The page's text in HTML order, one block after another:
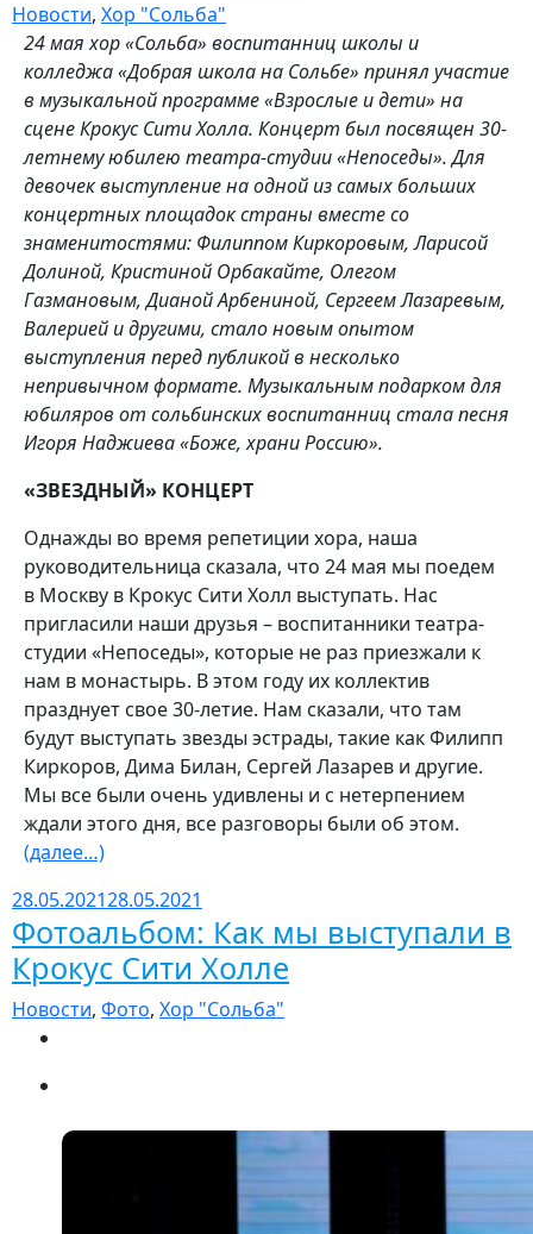
Новости, Хор "Сольба"
24 мая хор «Сольба» воспитанниц школы и
колледжа «Добрая школа на Сольбе» принял участие
в музыкальной программе «Взрослые и дети» на
сцене Крокус Сити Холла. Концерт был посвящен 30-
летнему юбилею театра-студии «Непоседы». Для
девочек выступление на одной из самых больших
концертных площадок страны вместе со
знаменитостями: Филиппом Киркоровым, Ларисой
Долиной, Кристиной Орбакайте, Олегом
Газмановым, Дианой Арбениной, Сергеем Лазаревым,
Валерией и другими, стало новым опытом
выступления перед публикой в несколько
непривычном формате. Музыкальным подарком для
юбиляров от сольбинских воспитанниц стала песня
Игоря Наджиева «Боже, храни Россию».
«ЗВЕЗДНЫЙ» КОНЦЕРТ
Однажды во время репетиции хора, наша
руководительница сказала, что 24 мая мы поедем
в Москву в Крокус Сити Холл выступать. Нас
пригласили наши друзья – воспитанники театра-
студии «Непоседы», которые не раз приезжали к
нам в монастырь. В этом году их коллектив
празднует свое 30-летие. Нам сказали, что там
будут выступать звезды эстрады, такие как Филипп
Киркоров, Дима Билан, Сергей Лазарев и другие.
Мы все были очень удивлены и с нетерпением
ждали этого дня, все разговоры были об этом.
(далее…)
28.05.202128.05.2021
Фотоальбом: Как мы выступали в
Крокус Сити Холле
Новости, Фото, Хор "Сольба"